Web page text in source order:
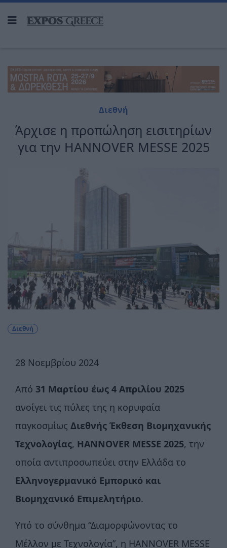
Διεθνή
Άρχισε η προπώληση εισιτηρίων
για την HANNOVER MESSE 2025
Διεθνή
28 Νοεμβρίου 2024
Από 31 Μαρτίου έως 4 Απριλίου 2025
ανοίγει τις πύλες της η κορυφαία
παγκοσμίως Διεθνής Έκθεση Βιομηχανικής
Τεχνολογίας, HANNOVER MESSE 2025, την
οποία αντιπροσωπεύει στην Ελλάδα το
Ελληνογερμανικό Εμπορικό και
Βιομηχανικό Επιμελητήριο.
Υπό το σύνθημα “Διαμορφώνοντας το
Μέλλον με Τεχνολογία”, η HANNOVER MESSE